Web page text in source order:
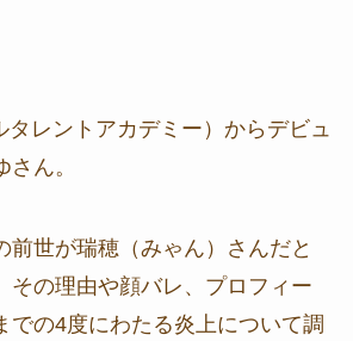
タレントアカデミー）からデビュ
ん。
前世が瑞穂（みゃん）さんだと
その理由や顔バレ、プロフィー
での4度にわたる炎上について調